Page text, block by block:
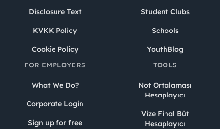
Disclosure Text
KVKK Policy
Cookie Policy
Student Clubs
Schools
YouthBlog
FOR EMPLOYERS
What We Do?
Corporate Login
Sign up for free
TOOLS
Not Ortalaması
Hesaplayıcı
Vize Final Büt
Hesaplayıcı